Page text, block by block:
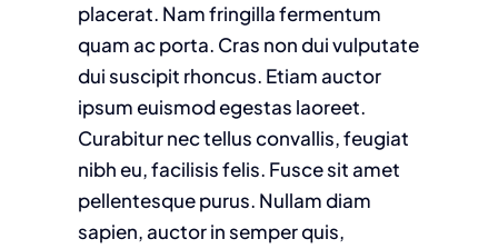
placerat. Nam fringilla fermentum
quam ac porta. Cras non dui vulputate
dui suscipit rhoncus. Etiam auctor
ipsum euismod egestas laoreet.
Curabitur nec tellus convallis, feugiat
nibh eu, facilisis felis. Fusce sit amet
pellentesque purus. Nullam diam
sapien, auctor in semper quis,